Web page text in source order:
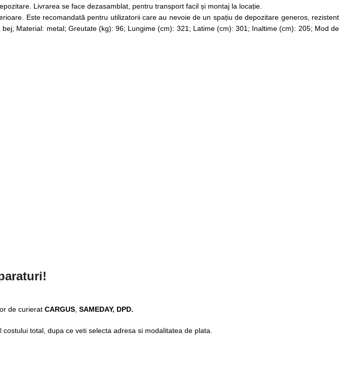
Livrarea se face dezasamblat, pentru transport facil și montaj la locație.
Este recomandată pentru utilizatorii care au nevoie de un spațiu de depozitare generos, rezistent
Material: metal; Greutate (kg): 96; Lungime (cm): 321; Latime (cm): 301; Inaltime (cm): 205; Mod de
de curierat CARGUS SAMEDAY, DPD.
total, dupa ce veti selecta adresa si modalitatea de plata.